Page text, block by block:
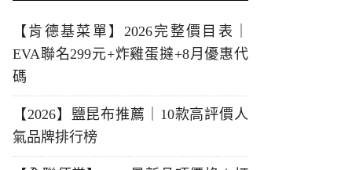
【肯德基菜單】2026完整價目表｜
EVA聯名299元+炸雞蛋撻+8月優惠代
碼
【2026】鹽昆布推薦｜10款高評價人
氣品牌排行榜